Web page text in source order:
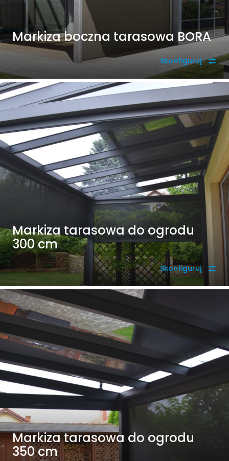
Markiza boczna tarasowa BORA
Skonfiguruj
Markiza tarasowa do ogrodu
300 cm
Skonfiguruj
Markiza tarasowa do ogrodu
350 cm